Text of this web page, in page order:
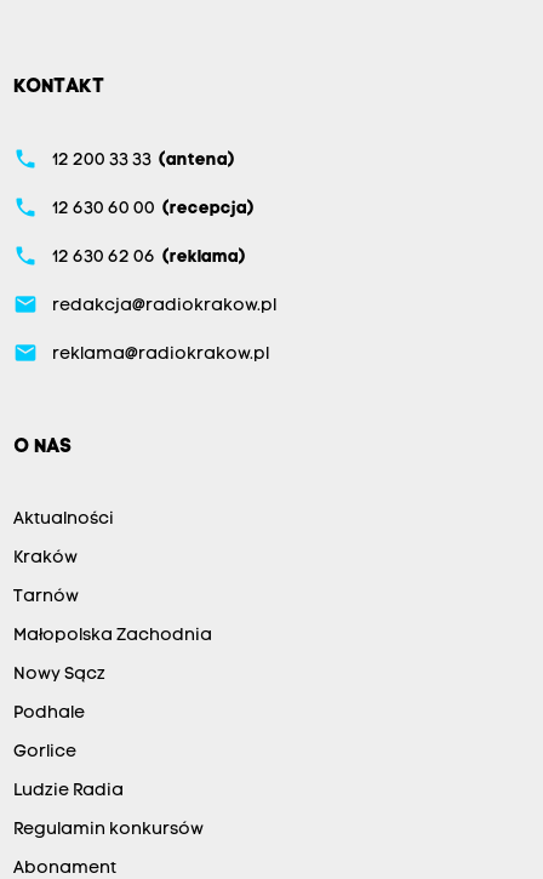
KONTAKT
phone 12 200 33 33 (antena)
phone 12 630 60 00 (recepcja)
phone 12 630 62 06 (reklama)
email redakcja@radiokrakow.pl
email reklama@radiokrakow.pl
O NAS
Aktualności
Kraków
Tarnów
Małopolska Zachodnia
Nowy Sącz
Podhale
Gorlice
Ludzie Radia
Regulamin konkursów
Abonament